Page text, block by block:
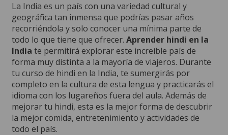
La India es un país con una variedad cultural y
geográfica tan inmensa que podrías pasar años
recorriéndola y solo conocer una mínima parte de
todo lo que tiene que ofrecer. Aprender hindi en la
India te permitirá explorar este increíble país de
forma muy distinta a la mayoría de viajeros. Durante
tu curso de hindi en la India, te sumergirás por
completo en la cultura de esta lengua y practicarás el
idioma con los lugareños fuera del aula. Además de
mejorar tu hindi, esta es la mejor forma de descubrir
la mejor comida, entretenimiento y actividades de
todo el país.